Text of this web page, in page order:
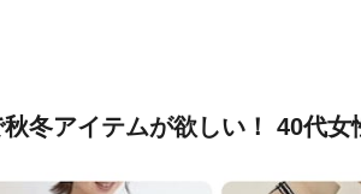
冬アイテムが欲しい！ 40代